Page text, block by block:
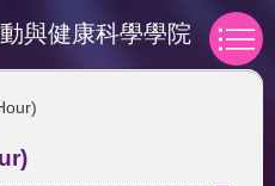
與健康科學學院